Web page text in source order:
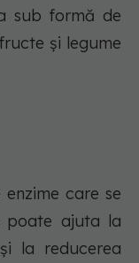
sub formă de
și legume
care se
poate ajuta la
la reducerea